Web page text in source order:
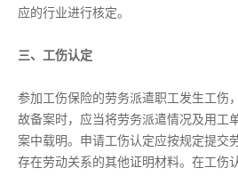
应的行业进行核定。
三、工伤认定
参加工伤保险的劳务派遣职工发生工伤
故备案时，应当将劳务派遣情况及用工
案中载明。申请工伤认定应按规定提交
存在劳动关系的其他证明材料。在工伤